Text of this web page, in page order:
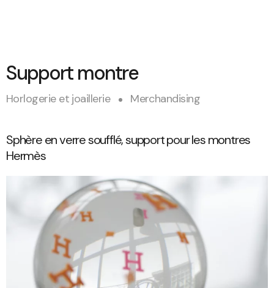
Support montre
Horlogerie et joaillerie Merchandising
Sphère en verre soufflé, support pour les montres
Hermès